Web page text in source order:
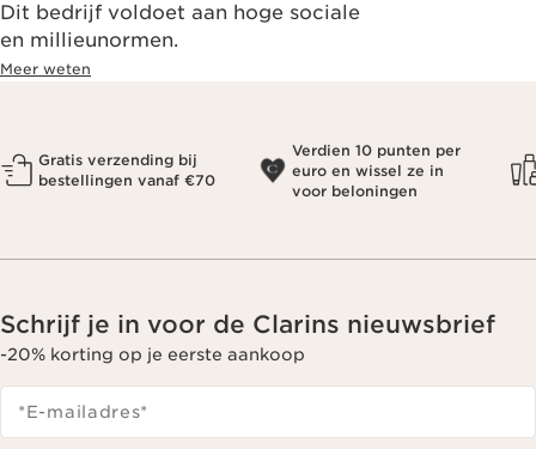
Dit bedrijf voldoet aan hoge sociale
en millieunormen.
Meer weten
Gratis verzending bij
bestellingen vanaf €70
Verdien 10 punten per
euro en wissel ze in
voor beloningen
Schrijf je in voor de Clarins nieuwsbrief
-20% korting op je eerste aankoop
*E-mailadres*